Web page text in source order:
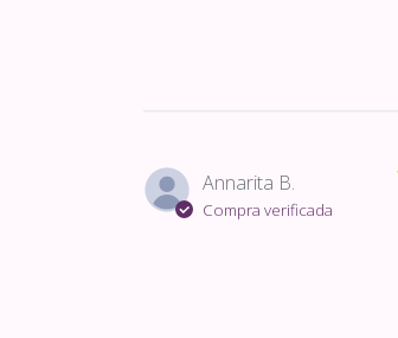
Annarita B.
Compra verificada